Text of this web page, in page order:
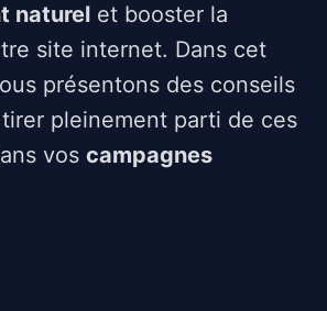
naturel et booster la
site internet. Dans cet
présentons des conseils
pleinement parti de ces
vos campagnes